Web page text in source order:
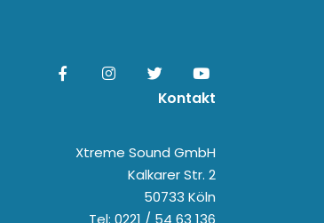
Kontakt
Xtreme Sound GmbH
Kalkarer Str. 2
50733 Köln
Tel: 0221 / 54 63 136